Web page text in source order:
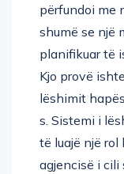
përfundoi me
shumë se një
planifikuar të
Kjo provë
lëshimit
s. Sistemi i
të luajë një
agjencisë i